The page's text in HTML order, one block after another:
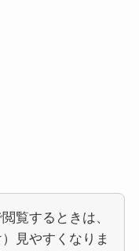
覧するときは、
見やすくなりま